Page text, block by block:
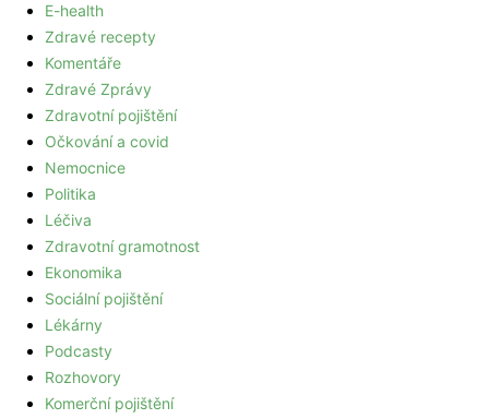
E-health
Zdravé recepty
Komentáře
Zdravé Zprávy
Zdravotní pojištění
Očkování a covid
Nemocnice
Politika
Léčiva
Zdravotní gramotnost
Ekonomika
Sociální pojištění
Lékárny
Podcasty
Rozhovory
Komerční pojištění